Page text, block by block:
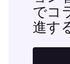
でコ
進す